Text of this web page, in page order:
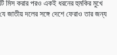
মিস করার পরও একই ধরনের হুমকির মুখে
জাতীয় দলের সঙ্গে দেশে ফেরাও তার জন্য